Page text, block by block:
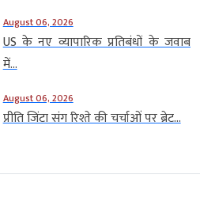
August 06, 2026
US के नए व्यापारिक प्रतिबंधों के जवाब
में...
August 06, 2026
प्रीति जिंटा संग रिश्ते की चर्चाओं पर ब्रेट...